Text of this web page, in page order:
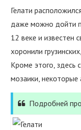
Гелати
даже можно дойти
12 веке и известен
хоронили
Кроме этого, здесь
мозаики,
Подробней про